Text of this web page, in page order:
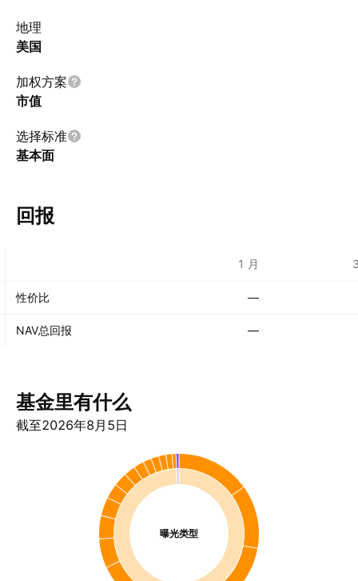
地理
美国
加权方案
市值
选择标准
基本面
回报
1 月
性价比 —
NAV总回报 —
基金里有什么
截至2026年8月5日
曝光类型